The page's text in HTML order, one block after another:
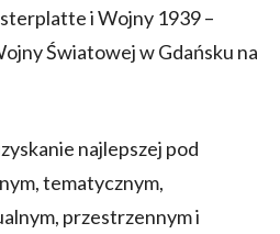
i Wojny 1939 –
Światowej w Gdańsku na
najlepszej pod
tematycznym,
przestrzennym i